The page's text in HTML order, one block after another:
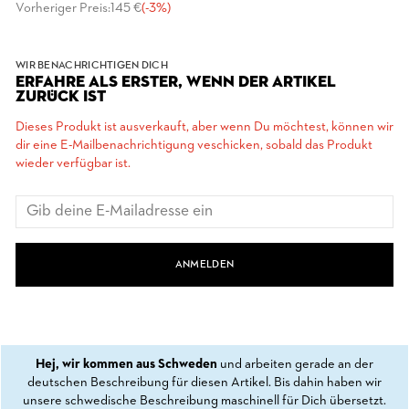
Vorheriger Preis:145 €(-3%)
WIR BENACHRICHTIGEN DICH
ERFAHRE ALS ERSTER, WENN DER ARTIKEL
ZURÜCK IST
Dieses Produkt ist ausverkauft, aber wenn Du möchtest, können wir
dir eine E-Mailbenachrichtigung veschicken, sobald das Produkt
wieder verfügbar ist.
ANMELDEN
Hej, wir kommen aus Schweden und arbeiten gerade an der
deutschen Beschreibung für diesen Artikel. Bis dahin haben wir
unsere schwedische Beschreibung maschinell für Dich übersetzt.